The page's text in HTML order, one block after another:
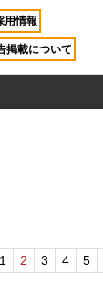
用情報
掲載について
1 2 3 4 5